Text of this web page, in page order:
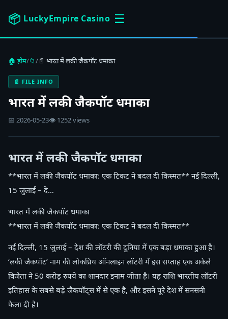
📦 LuckyEmpire Casino ☰
🏠 होम/📁/📄 भारत में लकी जैकपॉट धमाका
📄 FILE INFO
भारत में लकी जैकपॉट धमाका
📅 2026-05-23👁 1252 views
भारत में लकी जैकपॉट धमाका
**भारत में लकी जैकपॉट धमाका: एक टिकट ने बदल दी किस्मत** नई दिल्ली,
15 जुलाई – दे…
भारत में लकी जैकपॉट धमाका
**भारत में लकी जैकपॉट धमाका: एक टिकट ने बदल दी किस्मत**
नई दिल्ली, 15 जुलाई – देश की लॉटरी की दुनिया में एक बड़ा धमाका हुआ है।
‘लकी जैकपॉट’ नाम की लोकप्रिय ऑनलाइन लॉटरी में इस सप्ताह एक अकेले
विजेता ने 50 करोड़ रुपये का शानदार इनाम जीता है। यह राशि भारतीय लॉटरी
इतिहास के सबसे बड़े जैकपॉट्स में से एक है, और इसने पूरे देश में सनसनी
फैला दी है।